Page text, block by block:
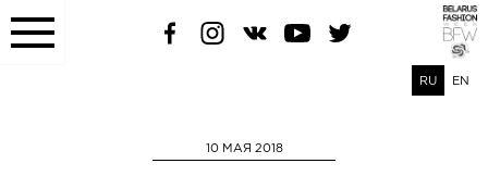
RU EN
10 МАЯ 2018